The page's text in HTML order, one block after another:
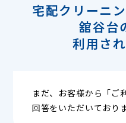
宅配クリーニ
舘谷台
利用さ
まだ、お客様から「ご
回答をいただいており